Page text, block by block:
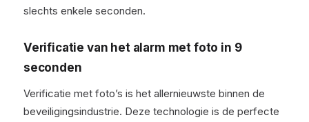
slechts enkele seconden.
Verificatie van het alarm met foto in 9
seconden
Verificatie met foto’s is het allernieuwste binnen de
beveiligingsindustrie. Deze technologie is de perfecte